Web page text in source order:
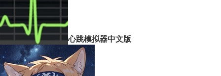
心跳模拟器中文版